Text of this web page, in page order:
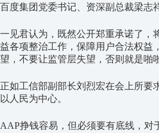
百度集团党委书记、资深副总裁梁志
一见君认为，既然公开郑重承诺了，
益各项整治工作，保障用户合法权益
望，不要让监管层失望，否则就是啪
正如工信部副部长刘烈宏在会上所要
以人民为中心。
AAP挣钱容易，但必须要有底线，对